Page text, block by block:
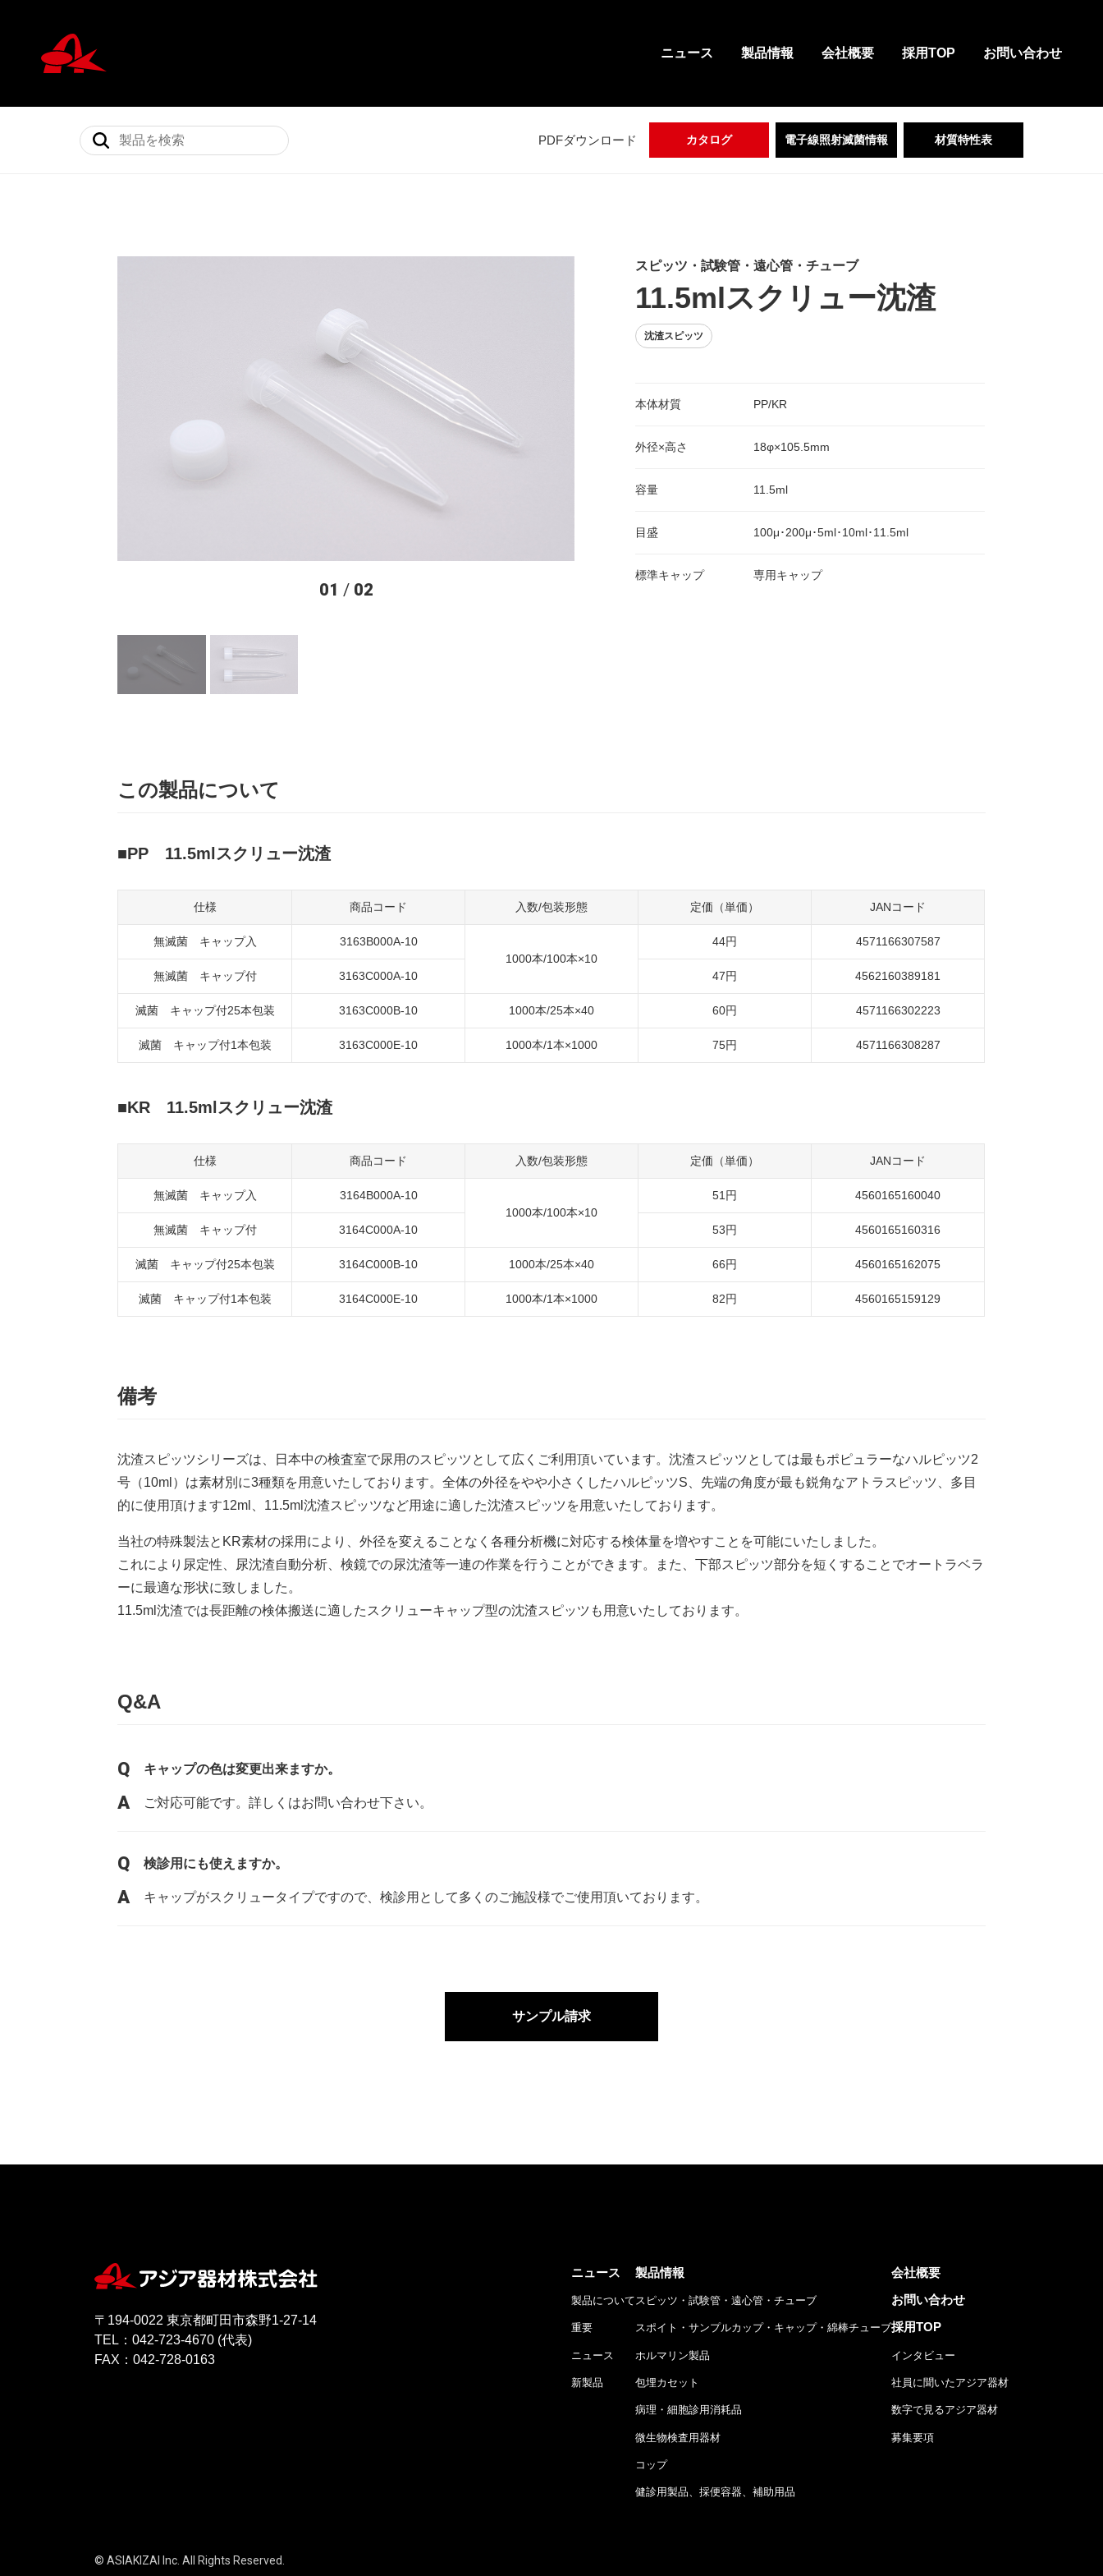
ニュース 製品情報 会社概要 採用TOP お問い合わせ
PDFダウンロード カタログ 電子線照射滅菌情報 材質特性表
01 / 02
スピッツ・試験管・遠心管・チューブ
11.5mlスクリュー沈渣
沈渣スピッツ
本体材質 PP/KR
外径×高さ 18φ×105.5mm
容量 11.5ml
目盛 100μ･200μ･5ml･10ml･11.5ml
標準キャップ 専用キャップ
この製品について
PP 11.5mlスクリュー沈渣
仕様 商品コード 入数/包装形態 定価（単価） JANコード
無滅菌 キャップ入
3163B000A-10
1000本/100本×10
44円 4571166307587
無滅菌 キャップ付 3163C000A-10 47円 4562160389181
滅菌 キャップ付25本包装 3163C000B-10 1000本/25本×40 60円 4571166302223
滅菌 キャップ付1本包装 3163C000E-10 1000本/1本×1000 75円 4571166308287
KR 11.5mlスクリュー沈渣
仕様 商品コード 入数/包装形態 定価（単価） JANコード
無滅菌 キャップ入
3164B000A-10
1000本/100本×10
51円 4560165160040
無滅菌 キャップ付 3164C000A-10 53円 4560165160316
滅菌 キャップ付25本包装 3164C000B-10 1000本/25本×40 66円 4560165162075
滅菌 キャップ付1本包装 3164C000E-10 1000本/1本×1000 82円 4560165159129
備考
沈渣スピッツシリーズは、日本中の検査室で尿用のスピッツとして広くご利用頂いています。沈渣スピッツとしては最もポピュラーなハルピッツ2
号（10ml）は素材別に3種類を用意いたしております。全体の外径をやや小さくしたハルピッツS、先端の角度が最も鋭角なアトラスピッツ、多目
的に使用頂けます12ml、11.5ml沈渣スピッツなど用途に適した沈渣スピッツを用意いたしております。
当社の特殊製法とKR素材の採用により、外径を変えることなく各種分析機に対応する検体量を増やすことを可能にいたしました。
これにより尿定性、尿沈渣自動分析、検鏡での尿沈渣等一連の作業を行うことができます。また、下部スピッツ部分を短くすることでオートラベラ
ーに最適な形状に致しました。
11.5ml沈渣では長距離の検体搬送に適したスクリューキャップ型の沈渣スピッツも用意いたしております。
Q&A
キャップの色は変更出来ますか。
ご対応可能です。詳しくはお問い合わせ下さい。
検診用にも使えますか。
キャップがスクリュータイプですので、検診用として多くのご施設様でご使用頂いております。
サンプル請求
〒194-0022 東京都町田市森野1-27-14
TEL：042-723-4670 (代表)
FAX：042-728-0163
ニュース
製品について
重要
ニュース
新製品
製品情報
スピッツ・試験管・遠心管・チューブ
スポイト・サンプルカップ・キャップ・綿棒チューブ
ホルマリン製品
包埋カセット
病理・細胞診用消耗品
微生物検査用器材
コップ
健診用製品、採便容器、補助用品
会社概要
お問い合わせ
採用TOP
インタビュー
社員に聞いたアジア器材
数字で見るアジア器材
募集要項
© ASIAKIZAI Inc. All Rights Reserved.